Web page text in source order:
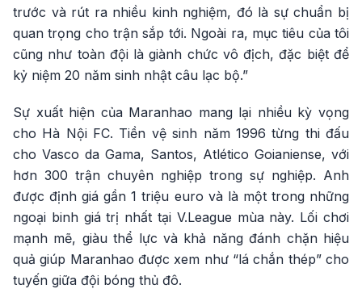
trước và rút ra nhiều kinh nghiệm, đó là sự chuẩn bị
quan trọng cho trận sắp tới. Ngoài ra, mục tiêu của tôi
cũng như toàn đội là giành chức vô địch, đặc biệt để
kỷ niệm 20 năm sinh nhật câu lạc bộ.”
Sự xuất hiện của Maranhao mang lại nhiều kỳ vọng
cho Hà Nội FC. Tiền vệ sinh năm 1996 từng thi đấu
cho Vasco da Gama, Santos, Atlético Goianiense, với
hơn 300 trận chuyên nghiệp trong sự nghiệp. Anh
được định giá gần 1 triệu euro và là một trong những
ngoại binh giá trị nhất tại V.League mùa này. Lối chơi
mạnh mẽ, giàu thể lực và khả năng đánh chặn hiệu
quả giúp Maranhao được xem như “lá chắn thép” cho
tuyến giữa đội bóng thủ đô.